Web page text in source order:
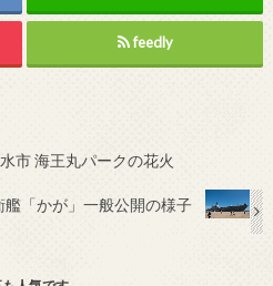
feedly
市 海王丸パークの花火
「かが」一般公開の様子